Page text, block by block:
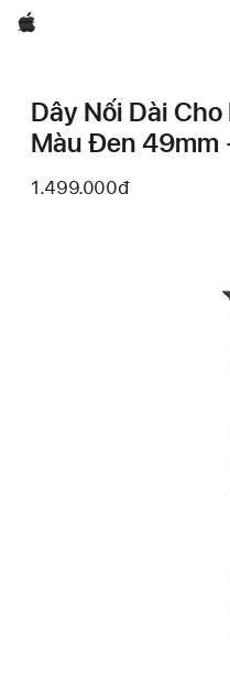
Apple
Dây Nối Dài
Màu Đen 49mm
1.499.000đ